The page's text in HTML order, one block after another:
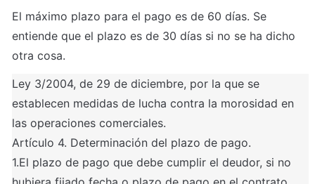
El máximo plazo para el pago es de 60 días. Se
entiende que el plazo es de 30 días si no se ha dicho
otra cosa.
Ley 3/2004, de 29 de diciembre, por la que se
establecen medidas de lucha contra la morosidad en
las operaciones comerciales.
Artículo 4. Determinación del plazo de pago.
1.El plazo de pago que debe cumplir el deudor, si no